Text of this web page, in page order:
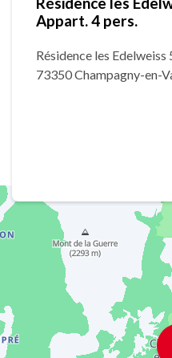
Appart. 4 pers.
Résidence les
73350 Champagny-en-